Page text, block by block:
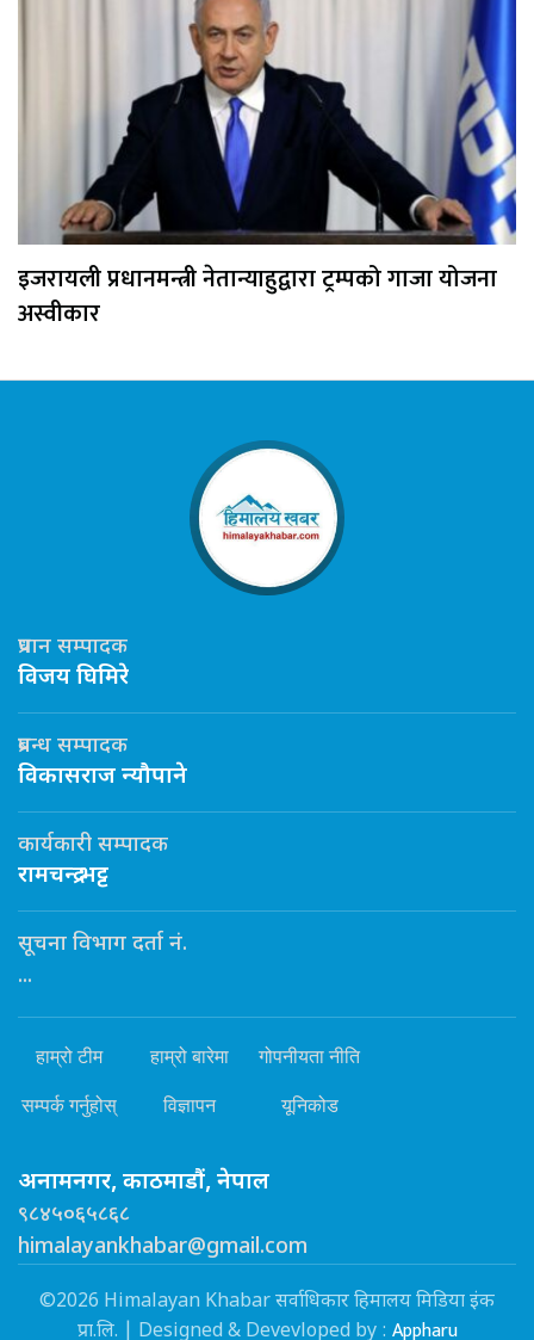
इजरायली प्रधानमन्त्री नेतान्याहुद्वारा ट्रम्पको गाजा योजना
अस्वीकार
प्रधान सम्पादक
विजय घिमिरे
प्रबन्ध सम्पादक
विकासराज न्यौपाने
कार्यकारी सम्पादक
रामचन्द्र भट्ट
सूचना विभाग दर्ता नं.
...
हाम्रो टीम हाम्रो बारेमा गोपनीयता नीति
सम्पर्क गर्नुहोस् विज्ञापन यूनिकोड
अनामनगर, काठमाडौं, नेपाल
९८४५०६५८६८
himalayankhabar@gmail.com
©2026 Himalayan Khabar सर्वाधिकार हिमालय मिडिया इंक
प्रा.लि. | Designed & Devevloped by : Appharu